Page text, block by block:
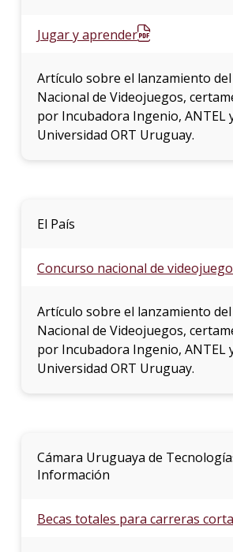
Jugar y aprender
Artículo sobre el lanzamiento del
Nacional de Videojuegos,
por Incubadora Ingenio, ANTEL
Universidad ORT Uruguay.
El País
Concurso nacional de
Artículo sobre el lanzamiento del
Nacional de Videojuegos,
por Incubadora Ingenio, ANTEL
Universidad ORT Uruguay.
Cámara Uruguaya de
Información
Becas totales para carreras